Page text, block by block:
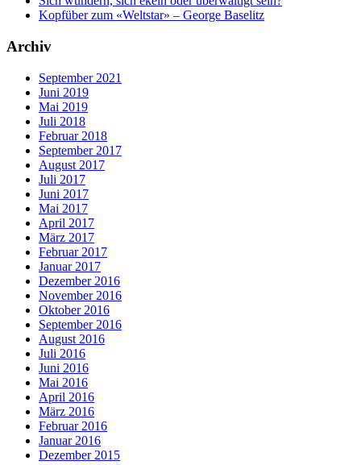
Kopfüber zum «Weltstar» – George Baselitz
Archiv
September 2021
Juni 2019
Mai 2019
Juli 2018
Februar 2018
September 2017
August 2017
Juli 2017
Juni 2017
Mai 2017
April 2017
März 2017
Februar 2017
Januar 2017
Dezember 2016
November 2016
Oktober 2016
September 2016
August 2016
Juli 2016
Juni 2016
Mai 2016
April 2016
März 2016
Februar 2016
Januar 2016
Dezember 2015